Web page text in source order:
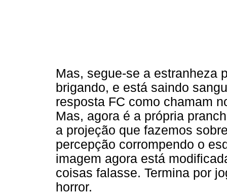
Mas, segue-se a estranheza
brigando, e está saindo
resposta FC como chamam
Mas, agora é a própria
a projeção que fazemos
percepção corrompendo o
imagem agora está
coisas falasse. Termina por
horror.